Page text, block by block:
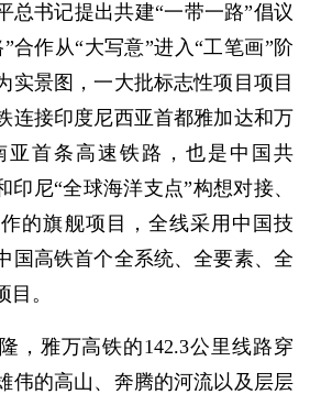
总书记提出共建“一带一路”倡议
合作从“大写意”进入“工笔画”阶
实景图，一大批标志性项目项目
连接印度尼西亚首都雅加达和万
亚首条高速铁路，也是中国共
印尼“全球海洋支点”构想对接、
的旗舰项目，全线采用中国技
国高铁首个全系统、全要素、全
。
，雅万高铁的142.3公里线路穿
伟的高山、奔腾的河流以及层层